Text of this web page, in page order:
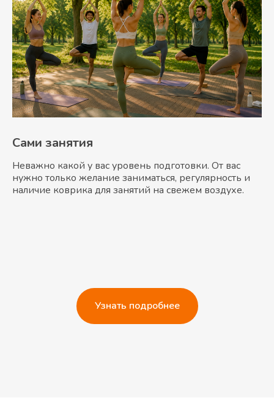
Сами занятия
Неважно какой у вас уровень подготовки. От вас
нужно только желание заниматься, регулярность и
наличие коврика для занятий на свежем воздухе.
Узнать подробнее